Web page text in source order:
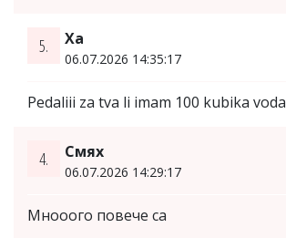
5. Ха
06.07.2026 14:35:17
Pedaliii za tva li imam 100 kubika voda
4. Смях
06.07.2026 14:29:17
Мнооого повече са